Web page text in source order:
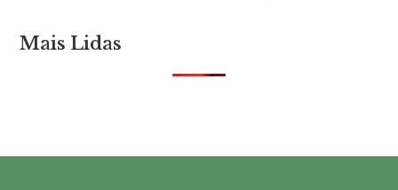
Mais Lidas